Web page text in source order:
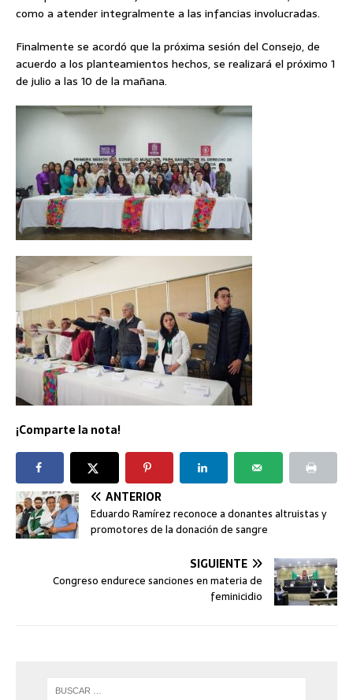
como a atender integralmente a las infancias involucradas.
Finalmente se acordó que la próxima sesión del Consejo, de
acuerdo a los planteamientos hechos, se realizará el próximo 1
de julio a las 10 de la mañana.
¡Comparte la nota!
ANTERIOR
Eduardo Ramírez reconoce a donantes altruistas y
promotores de la donación de sangre
SIGUIENTE
Congreso endurece sanciones en materia de
feminicidio